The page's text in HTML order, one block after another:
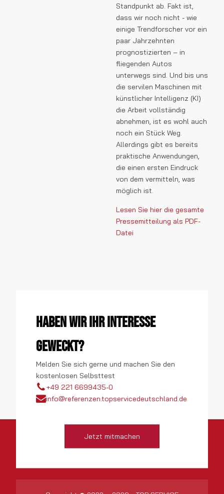
Standpunkt ab. Fakt ist,
dass wir noch nicht - wie
einige Trendforscher vor ein
paar Jahrzehnten
prognostizierten – in
fliegenden Autos
unterwegs sind. Und bis uns
die servilen Maschinen mit
künstlicher Intelligenz (KI)
die Arbeit vollständig
abnehmen, ist es wohl auch
noch ein Stück Weg.
Allerdings gibt es bereits
praktische Anwendungen,
die einen ersten Eindruck
von dem vermitteln, was
möglich ist.
Lesen Sie hier die gesamte
Pressemitteilung als PDF-
Datei
Haben wir Ihr Interesse
geweckt?
Melden Sie sich gerne und machen Sie den
kostenlosen Selbsttest
+49 221 6699435-0
info@referenzen.topservicedeutschland.de
Jetzt mitmachen